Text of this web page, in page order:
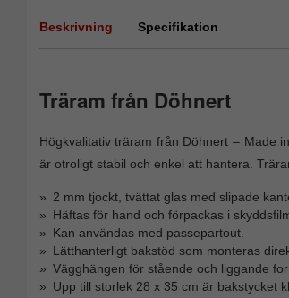
Beskrivning Specifikation
Träram från Döhnert
Högkvalitativ träram från Döhnert – Made
är otroligt stabil och enkel att hantera.
2 mm tjockt, tvättat glas med slipade
Häftas för hand och förpackas i
Kan användas med passepartout.
Lätthanterligt bakstöd som monteras
Vägghängen för stående och liggande
Upp till storlek 28 x 35 cm är bakstycket